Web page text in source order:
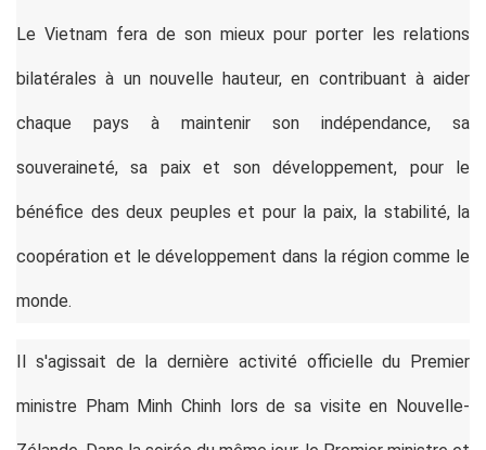
Le Vietnam fera de son mieux pour porter les relations
bilatérales à un nouvelle hauteur, en contribuant à aider
chaque pays à maintenir son indépendance, sa
souveraineté, sa paix et son développement, pour le
bénéfice des deux peuples et pour la paix, la stabilité, la
coopération et le développement dans la région comme le
monde.
Il s'agissait de la dernière activité officielle du Premier
ministre Pham Minh Chinh lors de sa visite en Nouvelle-